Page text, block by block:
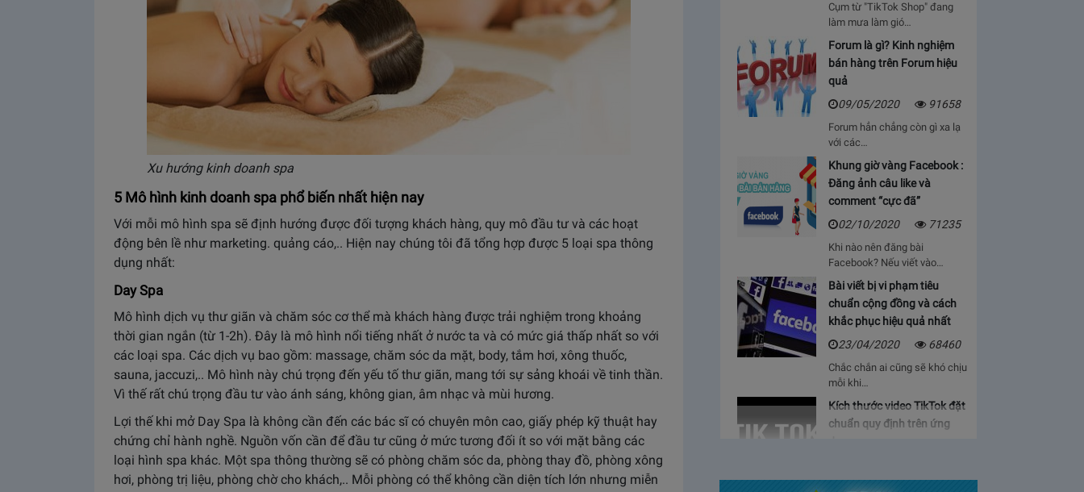
Xu hướng kinh doanh spa
5 Mô hình kinh doanh spa phổ biến nhất hiện nay
Với mỗi mô hình spa sẽ định hướng được đối tượng khách hàng, quy mô đầu tư và các hoạt
động bên lề như marketing. quảng cáo,.. Hiện nay chúng tôi đã tổng hợp được 5 loại spa thông
dụng nhất:
Day Spa
Mô hình dịch vụ thư giãn và chăm sóc cơ thể mà khách hàng được trải nghiệm trong khoảng
thời gian ngắn (từ 1-2h). Đây là mô hình nổi tiếng nhất ở nước ta và có mức giá thấp nhất so với
các loại spa. Các dịch vụ bao gồm: massage, chăm sóc da mặt, body, tắm hơi, xông thuốc,
sauna, jaccuzi,.. Mô hình này chú trọng đến yếu tố thư giãn, mang tới sự sảng khoái về tinh thần.
Vì thế rất chú trọng đầu tư vào ánh sáng, không gian, âm nhạc và mùi hương.
Lợi thế khi mở Day Spa là không cần đến các bác sĩ có chuyên môn cao, giấy phép kỹ thuật hay
chứng chỉ hành nghề. Nguồn vốn cần để đầu tư cũng ở mức tương đối ít so với mặt bằng các
loại hình spa khác. Một spa thông thường sẽ có phòng chăm sóc da, phòng thay đồ, phòng xông
hơi, phòng trị liệu, phòng chờ cho khách,.. Mỗi phòng có thể không cần diện tích lớn nhưng miễn
Cụm từ "TikTok Shop" đang
làm mưa làm gió…
Forum là gì? Kinh nghiệm
bán hàng trên Forum hiệu
quả
09/05/2020
91658
Forum hẳn chẳng còn gì xa lạ
với các…
Khung giờ vàng Facebook :
Đăng ảnh câu like và
comment “cực đã”
02/10/2020
71235
Khi nào nên đăng bài
Facebook? Nếu viết vào…
Bài viết bị vi phạm tiêu
chuẩn cộng đồng và cách
khắc phục hiệu quả nhất
23/04/2020
68460
Chắc chắn ai cũng sẽ khó chịu
mỗi khi…
Kích thước video TikTok đặt
chuẩn quy định trên ứng
Bạn sẽ cảm thấy mệt mỏi, vì cứ